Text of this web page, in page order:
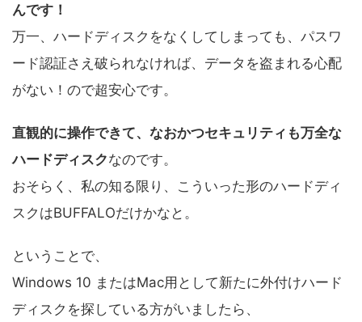
んです！
万一、ハードディスクをなくしてしまっても、パスワ
ード認証さえ破られなければ、データを盗まれる心配
がない！ので超安心です。
直観的に操作できて、なおかつセキュリティも万全な
ハードディスクなのです。
おそらく、私の知る限り、こういった形のハードディ
スクはBUFFALOだけかなと。
ということで、
Windows 10 またはMac用として新たに外付けハード
ディスクを探している方がいましたら、